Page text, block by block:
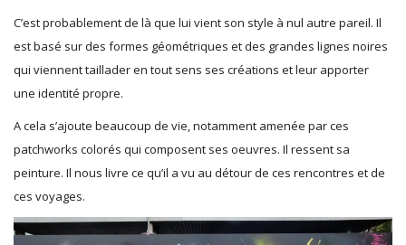
C’est probablement de là que lui vient son style à nul autre pareil. Il
est basé sur des formes géométriques et des grandes lignes noires
qui viennent taillader en tout sens ses créations et leur apporter
une identité propre.
A cela s’ajoute beaucoup de vie, notamment amenée par ces
patchworks colorés qui composent ses oeuvres. Il ressent sa
peinture. Il nous livre ce qu’il a vu au détour de ces rencontres et de
ces voyages.